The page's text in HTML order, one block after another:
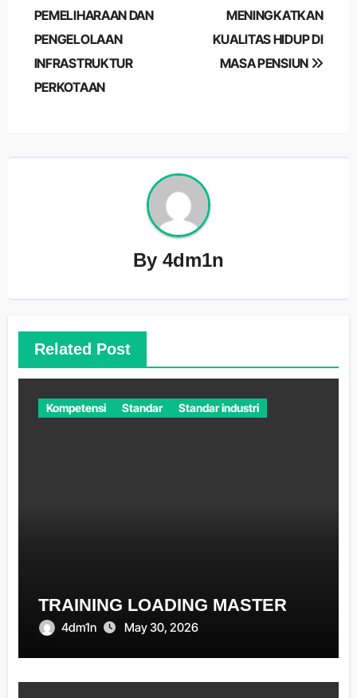
navigation
PEMELIHARAAN DAN
PENGELOLAAN
INFRASTRUKTUR
PERKOTAAN
MENINGKATKAN
KUALITAS HIDUP DI
MASA PENSIUN
By 4dm1n
Related Post
Kompetensi Standar Standar industri
TRAINING LOADING MASTER
4dm1n May 30, 2026